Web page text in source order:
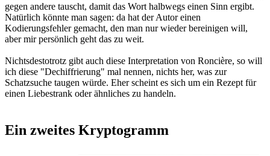
gegen andere tauscht, damit das Wort halbwegs einen Sinn ergibt.
Natürlich könnte man sagen: da hat der Autor einen
Kodierungsfehler gemacht, den man nur wieder bereinigen will,
aber mir persönlich geht das zu weit.
Nichtsdestotrotz gibt auch diese Interpretation von Roncière, so will
ich diese "Dechiffrierung" mal nennen, nichts her, was zur
Schatzsuche taugen würde. Eher scheint es sich um ein Rezept für
einen Liebestrank oder ähnliches zu handeln.
Ein zweites Kryptogramm